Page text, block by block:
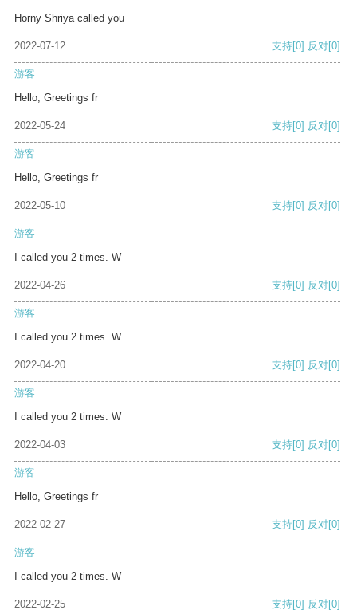
Horny Shriya called you
2022-07-12 支持[0] 反对[0]
游客
Hello, Greetings fr
2022-05-24 支持[0] 反对[0]
游客
Hello, Greetings fr
2022-05-10 支持[0] 反对[0]
游客
I called you 2 times. W
2022-04-26 支持[0] 反对[0]
游客
I called you 2 times. W
2022-04-20 支持[0] 反对[0]
游客
I called you 2 times. W
2022-04-03 支持[0] 反对[0]
游客
Hello, Greetings fr
2022-02-27 支持[0] 反对[0]
游客
I called you 2 times. W
2022-02-25 支持[0] 反对[0]